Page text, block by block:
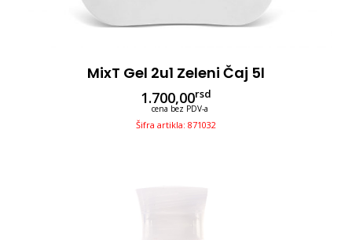
MixT Gel 2u1 Zeleni Čaj 5l
1.700,00rsd
cena bez PDV-a
Šifra artikla: 871032